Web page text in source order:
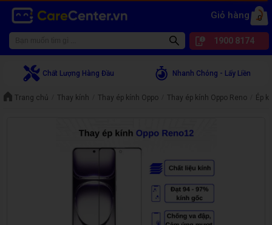
Giỏ hàng 0
1900 8174
Chất Lượng Hàng Đầu Nhanh Chóng - Lấy Liền
Trang chủ Thay kính Thay ép kính Oppo Thay ép kính Oppo Reno Ép